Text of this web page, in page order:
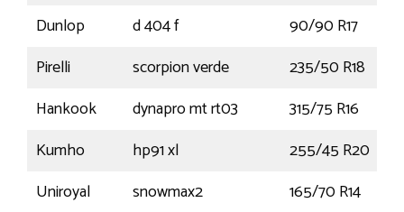
Dunlop
d 404 f 90/90 R17
Pirelli
scorpion verde 235/50 R18
Hankook
dynapro mt rt03 315/75 R16
Kumho
hp91 xl 255/45 R20
Uniroyal
snowmax2 165/70 R14